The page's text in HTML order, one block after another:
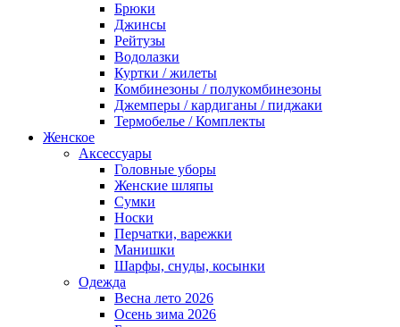
Брюки
Джинсы
Рейтузы
Водолазки
Куртки / жилеты
Комбинезоны / полукомбинезоны
Джемперы / кардиганы / пиджаки
Термобелье / Комплекты
Женское
Аксессуары
Головные уборы
Женские шляпы
Сумки
Носки
Перчатки, варежки
Манишки
Шарфы, снуды, косынки
Одежда
Весна лето 2026
Осень зима 2026